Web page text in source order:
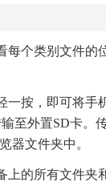
每个类别文件的
一按，即可将手
至外置SD卡。
器文件夹中。
的所有文件夹